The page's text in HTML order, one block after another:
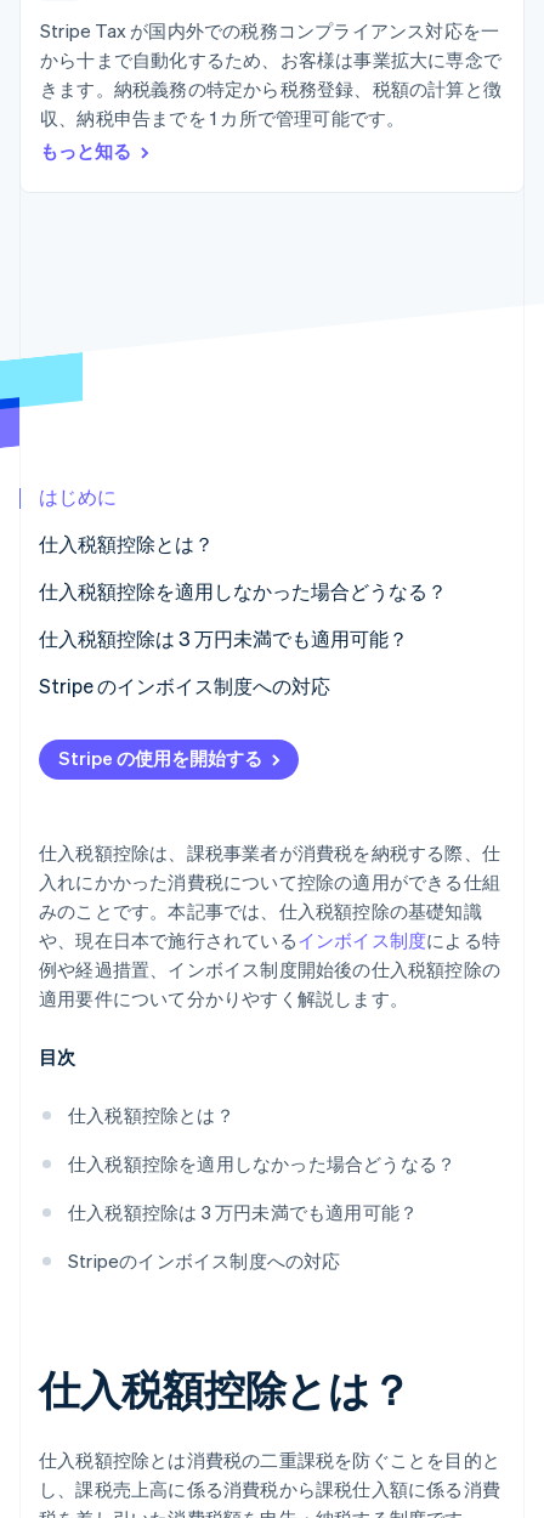
Boost
決済成功率の
最適化
Link
スピーディー
な決済
ポート
Data
Pipeline
データの同
期
不正防止
Identity
オンライン本人確認
Stripe Sessions 2026
Stripe が AI の経済インフラをどのように構築しているかを
こちらをご覧ください
AI 企業
クリエイターエコノミ―
ゲーム
ホスピタリティ、旅行、
レジャー
テインメント
リソース
開発者のブログ
お問い合わせ
Stripe Tax が国内外での税務コンプライアンス対応を一
から十まで自動化するため、お客様は事業拡大に専念で
きます。納税義務の特定から税務登録、税額の計算と徴
収、納税申告までを 1 カ所で管理可能です。
もっと知る
はじめに
仕入税額控除とは？
仕入税額控除の対象
輸入消費税も仕入税額控除の対象となる
仕入税額控除を適用しなかった場合どうなる？
免税事業者との取引における経過措置
仕入税額控除は 3 万円未満でも適用可能？
取引額 3 万円未満の場合における交付義務の免除
少額特例
Stripe のインボイス制度への対応
Stripe の使用を開始する
仕入税額控除は、課税事業者が消費税を納税する際、仕
入れにかかった消費税について控除の適用ができる仕組
みのことです。本記事では、仕入税額控除の基礎知識
や、現在日本で施行されているインボイス制度による特
例や経過措置、インボイス制度開始後の仕入税額控除の
適用要件について分かりやすく解説します。
目次
仕入税額控除とは？
仕入税額控除を適用しなかった場合どうなる？
仕入税額控除は 3 万円未満でも適用可能？
Stripeのインボイス制度への対応
仕入税額控除とは？
仕入税額控除とは消費税の二重課税を防ぐことを目的と
し、課税売上高に係る消費税から課税仕入額に係る消費